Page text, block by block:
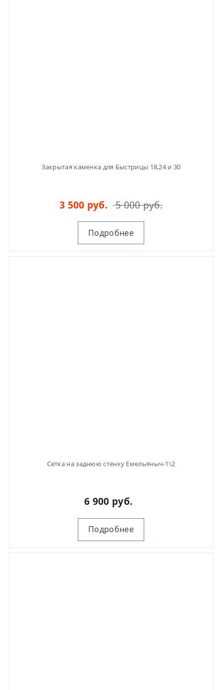
Закрытая каменка для Быстрицы 18,24 и 30
3 500 руб. 5 000 руб.
Подробнее
Сетка на заднюю стенку Емельяныч-1\2
6 900 руб.
Подробнее